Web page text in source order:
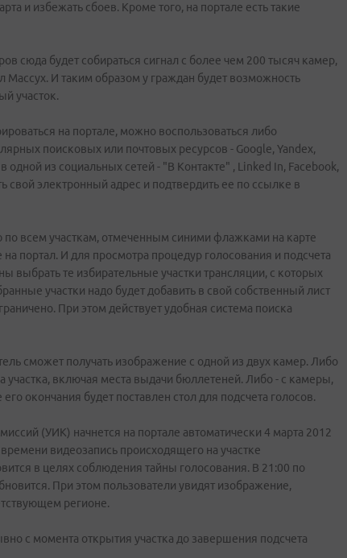
и избежать сбоев. Кроме того, на портале есть такие
сюда будет собираться сигнал с более чем 200 тысяч камер,
Массух. И таким образом у граждан будет возможность
участок.
на портале, можно воспользоваться либо
поисковых или почтовых ресурсов - Google, Yandex,
из социальных сетей - "В Контакте" , Linked In, Facebook,
свой электронный адрес и подтвердить ее по ссылке в
всем участкам, отмеченным синими флажками на карте
портал. И для просмотра процедур голосования и подсчета
выбрать те избирательные участки трансляции, с которых
участки надо будет добавить в свой собственный лист
При этом действует удобная система поиска
сможет получать изображение с одной из двух камер. Либо
включая места выдачи бюллетеней. Либо - с камеры,
окончания будет поставлен стол для подсчета голосов.
(УИК) начнется на портале автоматически 4 марта 2012
видеозапись происходящего на участке
в целях соблюдения тайны голосования. В 21:00 по
При этом пользователи увидят изображение,
регионе.
с момента открытия участка до завершения подсчета